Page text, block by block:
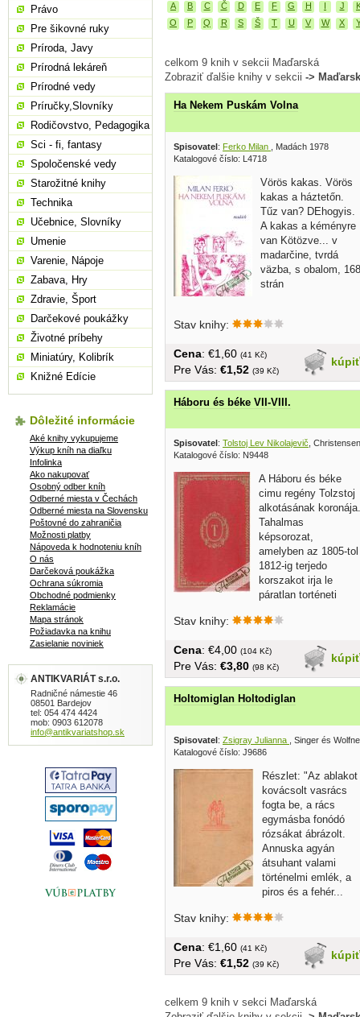
A B C Č D E F G H I J
O
P Q R S Š T U V W X
celkom 9 knih v sekcii Maďarská
Zobraziť ďalšie knihy v sekcii ->
Ha Nekem Puskám Volna
Spisovatel: Ferko Milan
, Madách 1978
Katalogové číslo: L4718
Vörös kakas. Vörös
kakas a háztetőn.
Tűz van? DEhogyis.
A kakas a kéményre
van Kötözve... v
madarčine, tvrdá
väzba, s obalom, 168
strán
Stav knihy:
kúpiť
Cena: €1,60 (41 Kč)
Pre Vás: €1,52 (39 Kč)
Háboru és béke VII-VIII.
Spisovatel : Tolstoj Lev Nikolajevič,
Katalogové číslo: N9448
A Háboru és béke
cimu regény Tolzstoj
alkotásának koronája.
Tahalmas
képsorozat,
amelyben az 1805-tol
1812-ig terjedo
korszakot irja le
páratlan torténeti
Stav knihy:
kúpiť
Cena: €4,00 (104 Kč)
Pre Vás: €3,80 (98 Kč)
Holtomiglan Holtodiglan
Spisovatel: Zsigray Julianna
, Singer és
Katalogové číslo: J9686
Részlet: "Az ablakot
kovácsolt vasrács
fogta be, a rács
egymásba fonódó
rózsákat ábrázolt.
Annuska agyán
átsuhant valami
történelmi emlék, a
piros és a fehér...
Stav knihy:
kúpiť
Cena: €1,60 (41 Kč)
Pre Vás: €1,52 (39 Kč)
celkem 9 knih v sekci Maďarská
Právo
Pre šikovné ruky
Príroda, Javy
Prírodná lekáreň
Prírodné vedy
Príručky,Slovníky
Rodičovstvo, Pedagogika
Sci - fi, fantasy
Spoločenské vedy
Starožitné knihy
Technika
Učebnice, Slovníky
Umenie
Varenie, Nápoje
Zabava, Hry
Zdravie, Šport
Darčekové poukážky
Životné príbehy
Miniatúry, Kolibrík
Knižné Edície
Dôležité informácie
Aké knihy vykupujeme
Výkup kníh na diaľku
Infolinka
Ako nakupovať
Osobný odber kníh
Odberné miesta v Čechách
Odberné miesta na Slovensku
Poštovné do zahraničia
Možnosti platby
Nápoveda k hodnoteniu kníh
O nás
Darčeková poukážka
Ochrana súkromia
Obchodné podmienky
Reklamácie
Mapa stránok
Požiadavka na knihu
Zasielanie noviniek
ANTIKVARIÁT s.r.o.
Radničné námestie 46
08501 Bardejov
tel: 054 474 4424
mob: 0903 612078
info@antikvariatshop.sk